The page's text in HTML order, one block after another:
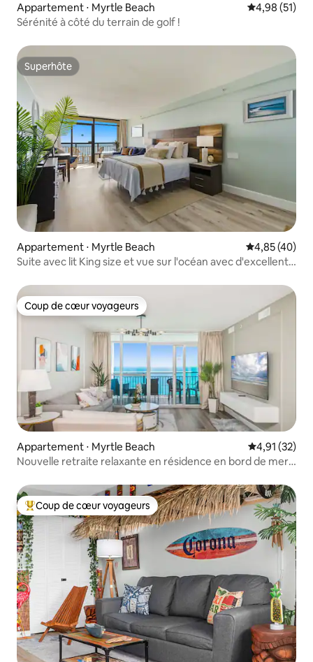
Appartement ⋅ Myrtle Beach Évaluation
4,98 (51)
Sérénité à côté du terrain de golf !
Superhôte
Superhôte
Appartement ⋅ Myrtle Beach Évaluation
4,85 (40)
Suite avec lit King size et vue sur l'océan avec d'excellents
Coup de cœur voyageurs
Coup de cœur voyageurs
Appartement ⋅ Myrtle Beach Évaluation
4,91 (32)
Nouvelle retraite relaxante en résidence en bord de mer
Coups de cœur voyageurs les plus appréciés
Coup de cœur voyageurs